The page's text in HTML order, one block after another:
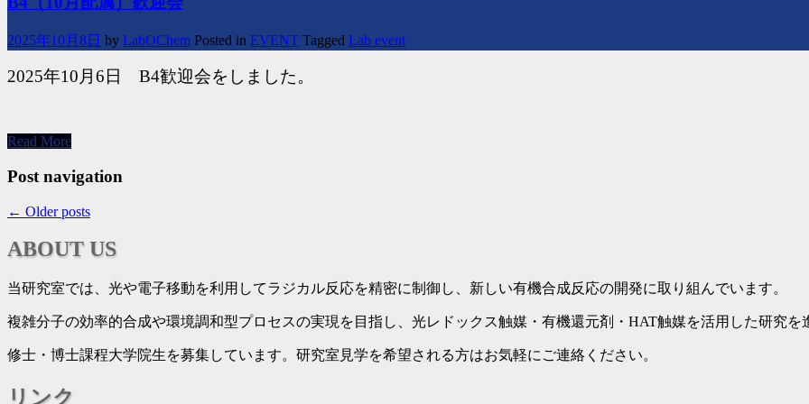
2025年10月8日 by LabOChem Posted in EVENT Tagged Lab event
2025年10月6日 B4歓迎会をしました。
Read More
Post navigation
← Older posts
ABOUT US
当研究室では、光や電子移動を利用してラジカル反応を精密に制御し、新しい有機合成反応の開発に取り組んでいます。
複雑分子の効率的合成や環境調和型プロセスの実現を目指し、光レドックス触媒・有機還元剤・HAT触媒を活用した研究を
修士・博士課程大学院生を募集しています。研究室見学を希望される方はお気軽にご連絡ください。
リンク